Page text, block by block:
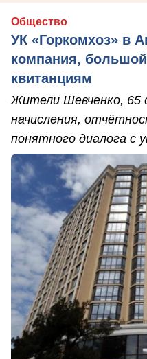
Общество
УК «Горкомхоз» в
компания,
квитанциям
Жители Шевченко, 65
начисления,
понятного диалога с